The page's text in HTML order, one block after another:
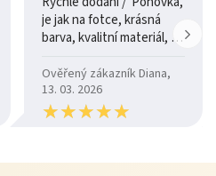
je jak na fotce, krásná
barva, kvalitní materiál, a
Ověřený zákazník Diana,
13. 03. 2026
★★★★★
★★★★★